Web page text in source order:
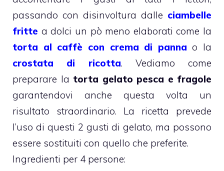
passando con disinvoltura dalle ciambelle
fritte a dolci un pò meno elaborati come la
torta al caffè con crema di panna o la
crostata di ricotta. Vediamo come
preparare la torta gelato pesca e fragole
garantendovi anche questa volta un
risultato straordinario. La ricetta prevede
l’uso di questi 2 gusti di gelato, ma possono
essere sostituiti con quello che preferite.
Ingredienti per 4 persone: